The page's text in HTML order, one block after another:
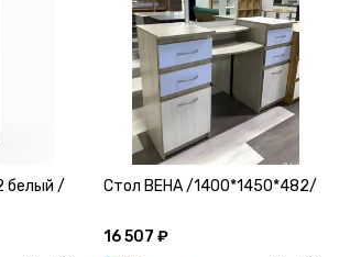
белый /
Стол ВЕНА /1400*1450*482/
16 507 ₽